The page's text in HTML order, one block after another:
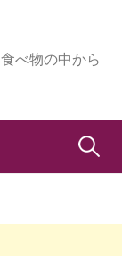
べ物の中から
検